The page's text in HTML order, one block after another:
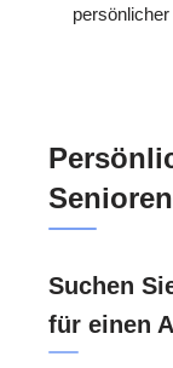
Suchen
für einen